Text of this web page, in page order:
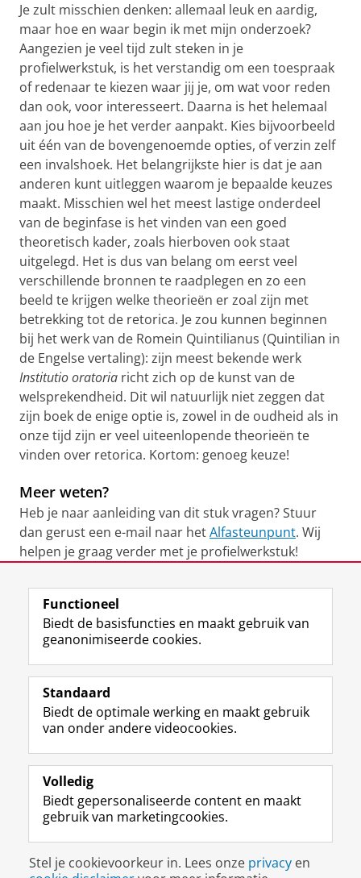
Je zult misschien denken: allemaal leuk en aardig,
maar hoe en waar begin ik met mijn onderzoek?
Aangezien je veel tijd zult steken in je
profielwerkstuk, is het verstandig om een toespraak
of redenaar te kiezen waar jij je, om wat voor reden
dan ook, voor interesseert. Daarna is het helemaal
aan jou hoe je het verder aanpakt. Kies bijvoorbeeld
uit één van de bovengenoemde opties, of verzin zelf
een invalshoek. Het belangrijkste hier is dat je aan
anderen kunt uitleggen waarom je bepaalde keuzes
maakt. Misschien wel het meest lastige onderdeel
van de beginfase is het vinden van een goed
theoretisch kader, zoals hierboven ook staat
uitgelegd. Het is dus van belang om eerst veel
verschillende bronnen te raadplegen en zo een
beeld te krijgen welke theorieën er zoal zijn met
betrekking tot de retorica. Je zou kunnen beginnen
bij het werk van de Romein Quintilianus (Quintilian in
de Engelse vertaling): zijn meest bekende werk
Institutio oratoria richt zich op de kunst van de
welsprekendheid. Dit wil natuurlijk niet zeggen dat
zijn boek de enige optie is, zowel in de oudheid als in
onze tijd zijn er veel uiteenlopende theorieën te
vinden over retorica. Kortom: genoeg keuze!
Meer weten?
Heb je naar aanleiding van dit stuk vragen? Stuur
dan gerust een e-mail naar hetAlfasteunpunt. Wij
helpen je graag verder met je profielwerkstuk!
Laatst gewijzigd: 14 november 2023 11:48
Volg de RUG
F
a
e
b
o
p
a
i
n
L
i
k
e
I
-
p
g
i
R
S
-
f
e
R
k
s
I
n
t
r
m
c
c
Y
o
T
e
k
a
a
Studiekiezers
Alumni
Over ons
Disclaimer & Copyright
Inloggen
Functioneel
Biedt de basisfuncties en maakt gebruik van
geanonimiseerde cookies.
Standaard
Biedt de optimale werking en maakt gebruik
van onder andere videocookies.
Volledig
Biedt gepersonaliseerde content en maakt
gebruik van marketingcookies.
Stel je cookievoorkeur in. Lees onze privacy en